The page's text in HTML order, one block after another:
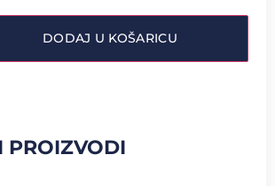
DODAJ U KOŠARICU
PROIZVODI